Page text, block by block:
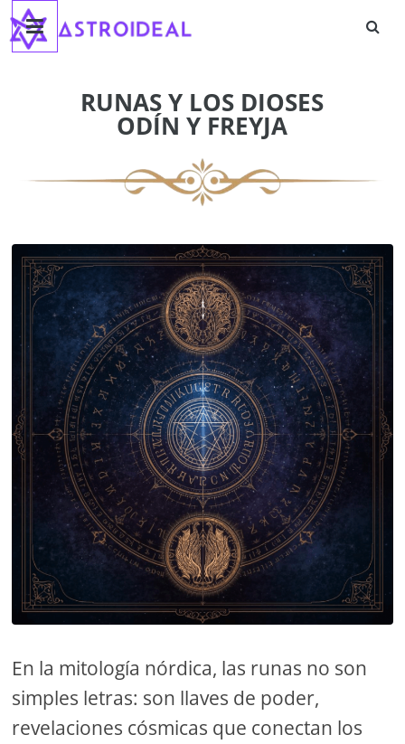
Saltar
contenido
Astroideal
RUNAS Y LOS DIOSES
ODÍN Y FREYJA
En la mitología nórdica, las runas no son
simples letras: son llaves de poder,
revelaciones cósmicas que conectan los